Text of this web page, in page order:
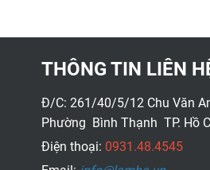
THÔNG TIN LIÊN
Đ/C: 261/40/5/12 Chu Văn
Phường Bình Thạnh TP. Hồ
Điện thoại: 0931.48.4545